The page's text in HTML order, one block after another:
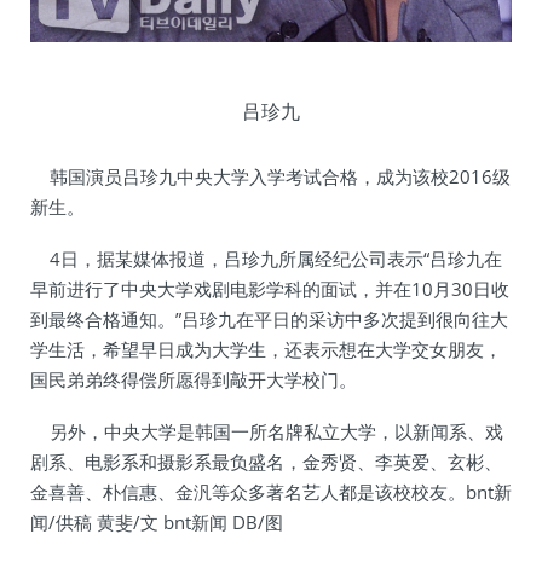
吕珍九
韩国演员吕珍九中央大学入学考试合格，成为该校2016级
新生。
4日，据某媒体报道，吕珍九所属经纪公司表示“吕珍九在
早前进行了中央大学戏剧电影学科的面试，并在10月30日收
到最终合格通知。”吕珍九在平日的采访中多次提到很向往大
学生活，希望早日成为大学生，还表示想在大学交女朋友，
国民弟弟终得偿所愿得到敲开大学校门。
另外，中央大学是韩国一所名牌私立大学，以新闻系、戏
剧系、电影系和摄影系最负盛名，金秀贤、李英爱、玄彬、
金喜善、朴信惠、金汎等众多著名艺人都是该校校友。bnt新
闻/供稿 黄斐/文 bnt新闻 DB/图